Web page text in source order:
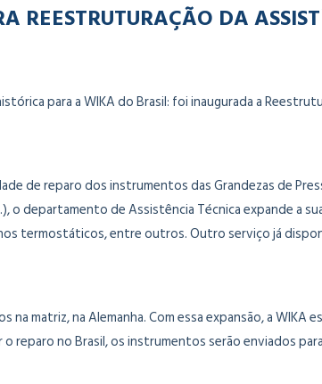
REESTRUTURAÇÃO DA
para a WIKA do Brasil: foi inaugurada a
de reparo dos instrumentos das Grandezas de
o departamento de Assistência Técnica expande a
termostáticos, entre outros. Outro serviço já
na matriz, na Alemanha. Com essa expansão, a
reparo no Brasil, os instrumentos serão enviados